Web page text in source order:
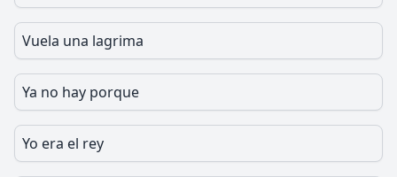
Vuela una lagrima
Ya no hay porque
Yo era el rey